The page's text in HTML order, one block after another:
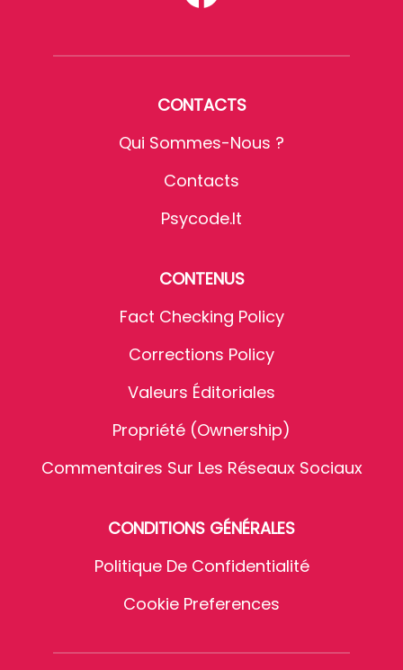
CONTACTS
Qui Sommes-Nous ?
Contacts
Psycode.it
CONTENUS
Fact Checking Policy
Corrections Policy
Valeurs Éditoriales
Propriété (Ownership)
Commentaires Sur Les Réseaux Sociaux
CONDITIONS GÉNÉRALES
Politique De Confidentialité
Cookie Preferences